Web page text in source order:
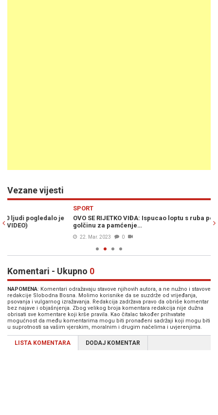
Vezane vijesti
OVO SE RIJETKO VIĐA: Ispucao loptu s ruba peterca i postigao
golčinu za pamćenje…
Komentari - Ukupno 0
NAPOMENA: Komentari odražavaju stavove njihovih autora, a ne nužno i stavove
redakcije Slobodna Bosna. Molimo korisnike da se suzdrže od vrijeđanja,
psovanja i vulgarnog izražavanja. Redakcija zadržava pravo da obriše komentar
bez najave i objašnjenja. Zbog velikog broja komentara redakcija nije dužna
obrisati sve komentare koji krše pravila. Kao čitalac također prihvatate
mogućnost da među komentarima mogu biti pronađeni sadržaji koji mogu biti
u suprotnosti sa vašim vjerskim, moralnim i drugim načelima i uvjerenjima.
LISTA KOMENTARA DODAJ KOMENTAR